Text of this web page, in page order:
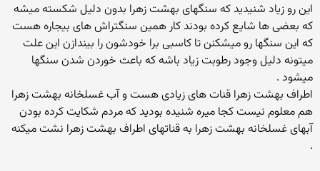
این رو زیاد شنیدید که سنگهای بهشت زهرا بدون دلیل شکسته میشه
که بعضی ها شایع کرده بودند کار همین سنگتراش های بیجاره هست
که این سنگها رو میشکنن تا کاسبی برا خودشون را بیندازن این علت
میتونه دلیل وجود رطوبت زیاد باشه که باعث خوردن شدن سنگها
میشود .
اطراف بهشت زهرا قنات های زیادی هست و آب غسلخانه بهشت زهرا
هم معلوم نیست کجا میره شنیده بودید که مردم شکایت کرده بودن
آبهای غسلخانه بهشت زهرا به قناتهای اطراف بهشت زهرا نشت میکنه
.